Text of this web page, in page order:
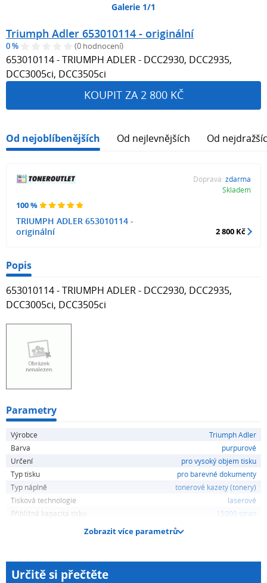
Galerie 1/1
Triumph Adler 653010114 - originální
0 % (0 hodnocení)
653010114 - TRIUMPH ADLER - DCC2930, DCC2935,
DCC3005ci, DCC3505ci
KOUPIT ZA 2 800 KČ
Od nejoblíbenějších Od nejlevnějších Od
100 %
TRIUMPH ADLER 653010114 -
originální
Doprava: zdarma
Skladem
2 800 Kč
Popis
653010114 - TRIUMPH ADLER - DCC2930, DCC2935,
DCC3005ci, DCC3505ci
Parametry
Výrobce
Triumph Adler
Barva
purpurové
Určení
pro vysoký objem tisku
Typ tisku
pro barevné dokumenty
Typ náplně
tonerové kazety (tonery)
Tisková technologie
laserové
Přibližná kapacita tisku
15000 stran
Zobrazit více parametrů
Určitě si přečtěte